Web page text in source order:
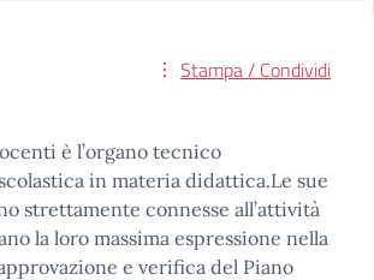
Stampa / Condividi
è l’organo tecnico
in materia didattica.Le sue
strettamente connesse all’attività
la loro massima espressione nella
e verifica del Piano